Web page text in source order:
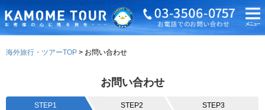
海外旅行・ツアーTOP お問い合わせ
お問い合わせ
STEP1
STEP2
STEP3